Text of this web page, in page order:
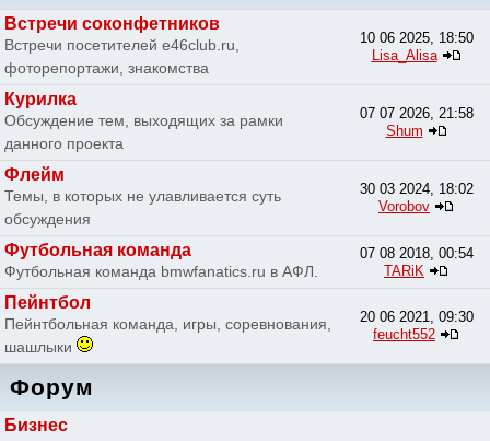
Встречи соконфетников
Встречи посетителей e46club.ru,
фоторепортажи, знакомства
10 06 2025, 18:50
Lisa_Alisa
Курилка
Обсуждение тем, выходящих за рамки
данного проекта
07 07 2026, 21:58
Shum
Флейм
Темы, в которых не улавливается суть
обсуждения
30 03 2024, 18:02
Vorobov
Футбольная команда
Футбольная команда bmwfanatics.ru в АФЛ.
07 08 2018, 00:54
TARiK
Пейнтбол
Пейнтбольная команда, игры, соревнования,
шашлыки
20 06 2021, 09:30
feucht552
Форум
Бизнес